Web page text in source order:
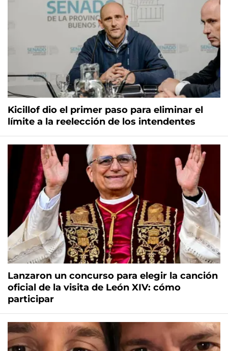
Kicillof dio el primer paso para eliminar el
límite a la reelección de los intendentes
Lanzaron un concurso para elegir la canción
oficial de la visita de León XIV: cómo
participar